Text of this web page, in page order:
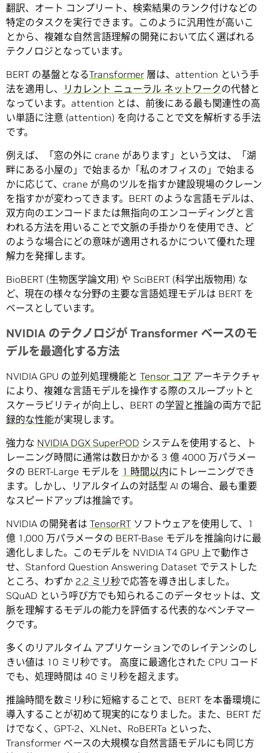
翻訳、オート コンプリート、検索結果のランク付けなどの
特定のタスクを実行できます。このように汎用性が高いこ
とから、複雑な自然言語理解の開発において広く選ばれる
テクノロジとなっています。
BERT の基盤となるTransformer 層は、attention という手
法を適用し、
リカレント ニューラル ネットワークの代替と
なっています。attention とは、前後にある最も関連性の高
い単語に注意 (attention) を向けることで文を解析する手法
です。
例えば、「窓の外に crane があります」という文は、「湖
畔にある小屋の」で始まるか「私のオフィスの」で始まる
かに応じて、crane が鳥のツルを指すか建設現場のクレーン
を指すかが変わってきます。BERT のような言語モデルは、
双方向のエンコードまたは無指向のエンコーディングと言
われる方法を用いることで文脈の手掛かりを使用でき、ど
のような場合にどの意味が適用されるかについて優れた理
解力を発揮します。
BioBERT (生物医学論文用) や SciBERT (科学出版物用) な
ど、現在の様々な分野の主要な言語処理モデルは BERT を
ベースとしています。
NVIDIA のテクノロジが Transformer ベースのモ
デルを最適化する方法
NVIDIA GPU の並列処理機能と Tensor コア アーキテクチャ
により、複雑な言語モデルを操作する際のスループットと
スケーラビリティが向上し、BERT の学習と推論の両方で記
録的な性能が実現します。
強力な NVIDIA DGX SuperPOD システムを使用すると、ト
レーニング時間に通常は数日かかる 3 億 4000 万パラメー
タの BERT-Large モデルを 1 時間以内にトレーニングでき
ます。しかし、リアルタイムの対話型 AI の場合、最も重要
なスピードアップは推論です。
NVIDIA の開発者は TensorRT ソフトウェアを使用して、1
億 1,000 万パラメータの BERT-Base モデルを推論向けに最
適化しました。このモデルを NVIDIA T4 GPU 上で動作さ
せ、Stanford Question Answering Dataset でテストした
ところ、わずか 2.2 ミリ秒で応答を導き出しました。
SQuAD という呼び方でも知られるこのデータセットは、文
脈を理解するモデルの能力を評価する代表的なベンチマー
クです。
多くのリアルタイム アプリケーションでのレイテンシのし
きい値は 10 ミリ秒です。 高度に最適化された CPU コード
でも、処理時間は 40 ミリ秒を超えます。
推論時間を数ミリ秒に短縮することで、BERT を本番環境に
導入することが初めて現実的になりました。また、BERT だ
けでなく、GPT-2、XLNet、RoBERTa といった、
Transformer ベースの大規模な自然言語モデルにも同じ方